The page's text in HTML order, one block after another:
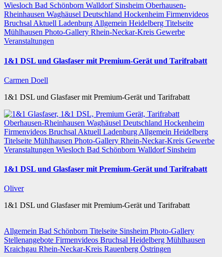
Wiesloch Bad Schönborn Walldorf Sinsheim Oberhausen-
Rheinhausen Waghäusel Deutschland Hockenheim Firmenvideos
Bruchsal Aktuell Ladenburg Allgemein Heidelberg Titelseite
Mühlhausen Photo-Gallery Rhein-Neckar-Kreis Gewerbe
Veranstaltungen
1&1 DSL und Glasfaser mit Premium-Gerät und Tarifrabatt
Carmen Doell
1&1 DSL und Glasfaser mit Premium-Gerät und Tarifrabatt
Oberhausen-Rheinhausen Waghäusel Deutschland Hockenheim
Firmenvideos Bruchsal Aktuell Ladenburg Allgemein Heidelberg
Titelseite Mühlhausen Photo-Gallery Rhein-Neckar-Kreis Gewerbe
Veranstaltungen Wiesloch Bad Schönborn Walldorf Sinsheim
1&1 DSL und Glasfaser mit Premium-Gerät und Tarifrabatt
Oliver
1&1 DSL und Glasfaser mit Premium-Gerät und Tarifrabatt
Allgemein Bad Schönborn Titelseite Sinsheim Photo-Gallery
Stellenangebote Firmenvideos Bruchsal Heidelberg Mühlhausen
Kraichgau Rhein-Neckar-Kreis Rauenberg Östringen